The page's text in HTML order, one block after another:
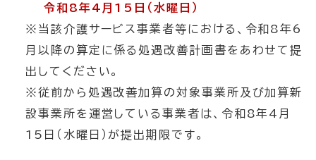
令和8年4月15日（水曜日）
※当該介護サービス事業者等における、令和8年6
月以降の算定に係る処遇改善計画書をあわせて提
出してください。
※従前から処遇改善加算の対象事業所及び加算新
設事業所を運営している事業者は、令和8年4月
15日（水曜日）が提出期限です。